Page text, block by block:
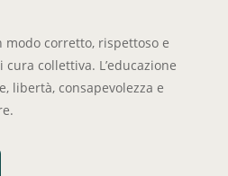
modo corretto, rispettoso e
collettiva. L’educazione
libertà, consapevolezza e